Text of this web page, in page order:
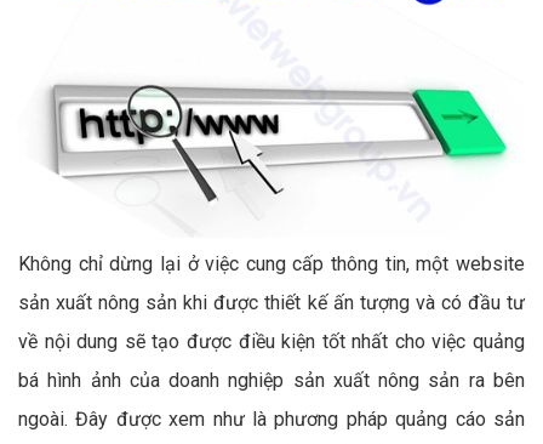
Không chỉ dừng lại ở việc cung cấp thông tin, một website
sản xuất nông sản khi được thiết kế ấn tượng và có đầu tư
về nội dung sẽ tạo được điều kiện tốt nhất cho việc quảng
bá hình ảnh của doanh nghiệp sản xuất nông sản ra bên
ngoài. Đây được xem như là phương pháp quảng cáo sản